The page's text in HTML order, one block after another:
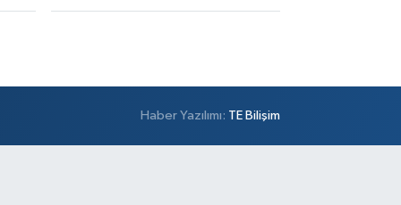
Haber Yazılımı: TE Bilişim